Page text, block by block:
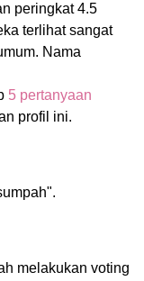
peringkat 4.5
terlihat sangat
Nama
5 pertanyaan
profil ini.
melakukan voting